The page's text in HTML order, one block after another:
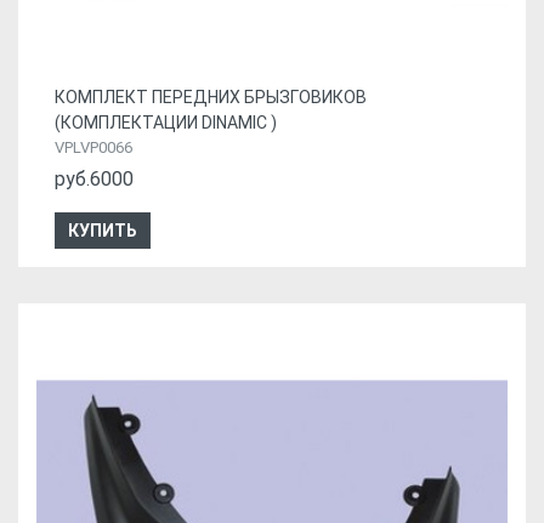
КОМПЛЕКТ ПЕРЕДНИХ БРЫЗГОВИКОВ
(КОМПЛЕКТАЦИИ DINAMIC )
VPLVP0066
руб.6000
КУПИТЬ